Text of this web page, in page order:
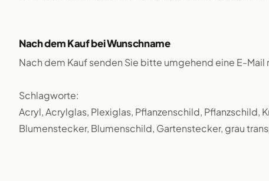
Nach dem Kauf bei Wunschname
Nach dem Kauf senden Sie bitte umgehend eine E-
Schlagworte:
Acryl, Acrylglas, Plexiglas, Pflanzenschild, Pflanzschild,
Blumenstecker, Blumenschild, Gartenstecker, grau